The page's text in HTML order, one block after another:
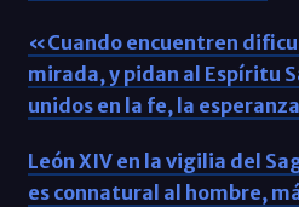
«Cuando encuentren
mirada, y pidan al Espíritu
unidos en la fe, la
León XIV en la vigilia del
es connatural al hombre,